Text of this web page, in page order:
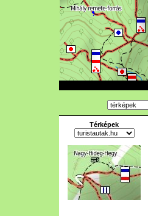
Térképek